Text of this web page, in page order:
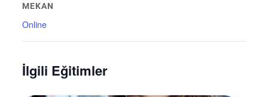
MEKAN
Online
İlgili Eğitimler